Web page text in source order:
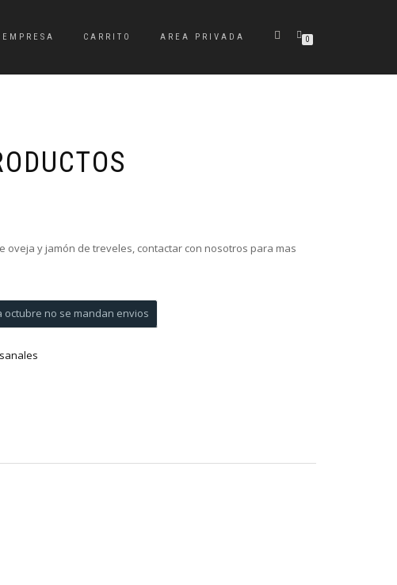
CARRITO AREA PRIVADA 0
oveja y jamón de treveles, contactar con nosotros para mas
octubre no se mandan envios